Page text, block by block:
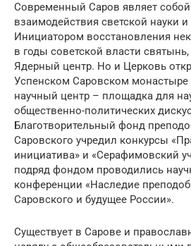
Современный Саров являет
взаимодействия светской науки и
Инициатором восстановления
в годы советской власти
Ядерный центр. Но и Церковь
Успенском Саровском монастыре
научный центр – площадка для
общественно-политических
Благотворительный фонд
Саровского учредил конкурсы
инициатива» и «Серафимовский
подряд фондом проводились
конференции «Наследие
Саровского и будущее России».
Существует в Сарове и